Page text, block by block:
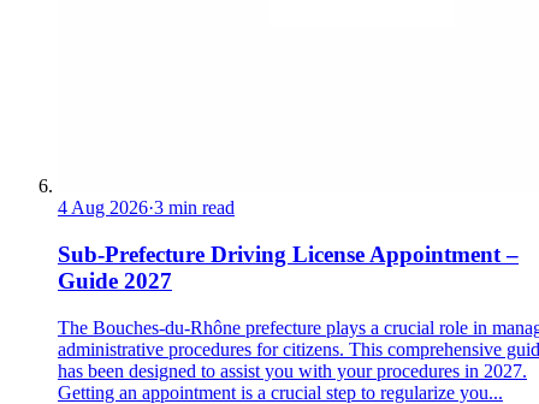
4 Aug 2026·3 min read
Sub-Prefecture Driving License Appointment –
Guide 2027
The Bouches-du-Rhône prefecture plays a crucial role in
administrative procedures for citizens. This comprehensive
has been designed to assist you with your procedures in 2027.
Getting an appointment is a crucial step to regularize you...